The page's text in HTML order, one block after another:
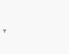
▼